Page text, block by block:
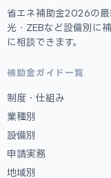
省エネ補助金2026の最
光・ZEBなど設備別に
に相談できます。
補助金ガイド一覧
制度・仕組み
業種別
設備別
申請実務
地域別